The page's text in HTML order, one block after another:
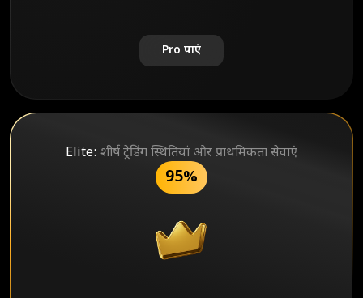
Pro पाएं
Elite: शीर्ष ट्रेडिंग स्थितियां और प्राथमिकता सेवाएं
95%